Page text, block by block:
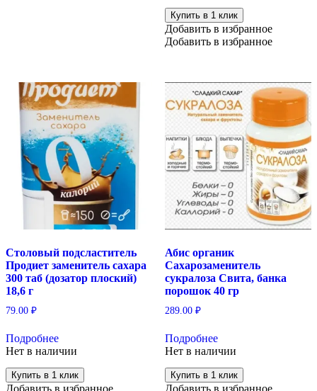
Купить в 1 клик
Добавить в избранное
Добавить в избранное
Столовый подсластитель
Продиет заменитель сахара
300 таб (дозатор плоский)
18,6 г
79.00 ₽
Подробнее
Нет в наличии
Купить в 1 клик
Добавить в избранное
Абис органик
Сахарозаменитель
сукралоза Свита, банка
порошок 40 гр
289.00 ₽
Подробнее
Нет в наличии
Купить в 1 клик
Добавить в избранное